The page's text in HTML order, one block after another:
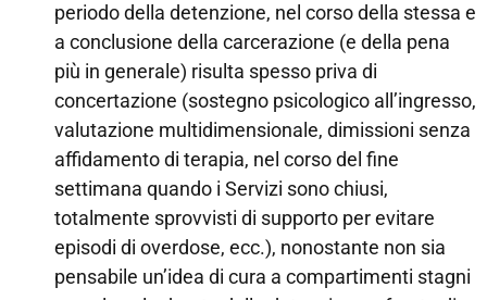
periodo della detenzione, nel corso della stessa e
a conclusione della carcerazione (e della pena
più in generale) risulta spesso priva di
concertazione (sostegno psicologico all’ingresso,
valutazione multidimensionale, dimissioni senza
affidamento di terapia, nel corso del fine
settimana quando i Servizi sono chiusi,
totalmente sprovvisti di supporto per evitare
episodi di overdose, ecc.), nonostante non sia
pensabile un’idea di cura a compartimenti stagni